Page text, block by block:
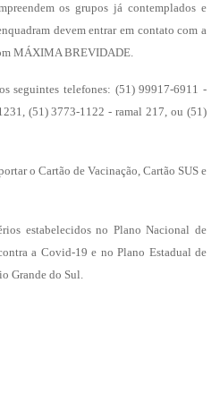
os grupos já contemplados e
devem entrar em contato com a
MÁXIMA BREVIDADE.
seguintes telefones: (51) 99917-6911 -
(51) 3773-1122 - ramal 217, ou (51)
o Cartão de Vacinação, Cartão SUS e
estabelecidos no Plano Nacional de
a Covid-19 e no Plano Estadual de
Grande do Sul.